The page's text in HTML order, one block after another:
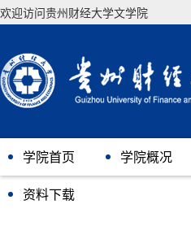
欢迎访问贵州财经大学文学院
学院首页 学院概况
资料下载